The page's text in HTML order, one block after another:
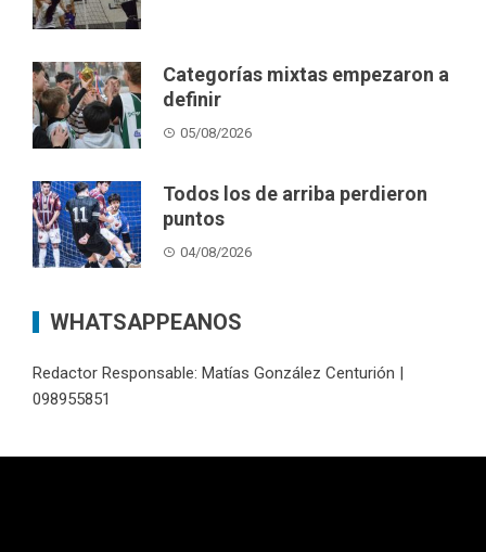
Categorías mixtas empezaron a
definir
05/08/2026
Todos los de arriba perdieron
puntos
04/08/2026
WHATSAPPEANOS
Redactor Responsable: Matías González Centurión |
098955851